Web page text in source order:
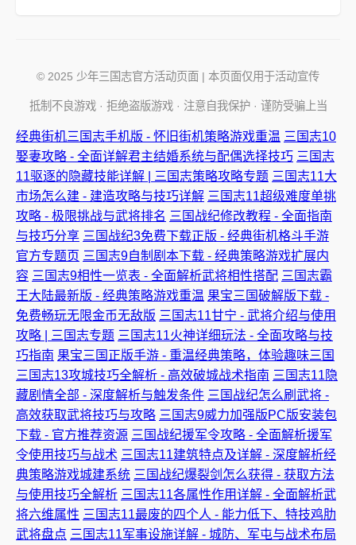
© 2025 少年三国志官方活动页面 | 本页面仅用于活动宣传
抵制不良游戏 · 拒绝盗版游戏 · 注意自我保护 · 谨防受骗上当
经典街机三国志手机版 - 怀旧街机策略游戏重温 三国志10
娶妻攻略 - 全面详解君主结婚系统与配偶选择技巧 三国志
11驱逐的隐藏技能详解 | 三国志策略攻略专题 三国志11大
市场怎么建 - 建造攻略与技巧详解 三国志11超级难度单挑
攻略 - 极限挑战与武将排名 三国战纪修改教程 - 全面指南
与技巧分享 三国战纪3免费下载正版 - 经典街机格斗手游
官方专题页 三国志9自制剧本下载 - 经典策略游戏扩展内
容 三国志9相性一览表 - 全面解析武将相性搭配 三国志霸
王大陆最新版 - 经典策略游戏重温 果宝三国破解版下载 -
免费畅玩无限金币无敌版 三国志11甘宁 - 武将介绍与使用
攻略 | 三国志专题 三国志11火神详细玩法 - 全面攻略与技
巧指南 果宝三国正版手游 - 重温经典策略，体验趣味三国
三国志13攻城技巧全解析 - 高效破城战术指南 三国志11隐
藏剧情全部 - 深度解析与触发条件 三国战纪怎么刷武将 -
高效获取武将技巧与攻略 三国志9威力加强版PC版安装包
下载 - 官方推荐资源 三国战纪援军令攻略 - 全面解析援军
令使用技巧与战术 三国志11建筑特点及详解 - 深度解析经
典策略游戏城建系统 三国战纪爆裂剑怎么获得 - 获取方法
与使用技巧全解析 三国志11各属性作用详解 - 全面解析武
将六维属性 三国志11最废的四个人 - 能力低下、特技鸡肋
武将盘点 三国志11军事设施详解 - 城防、军屯与战术布局